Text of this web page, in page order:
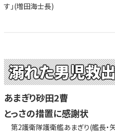
す」(増田海士長)
溺れた男児救
あまぎり砂田2曹
とっさの措置に感謝状
第2護衛隊護衛艦あまぎり(艦長・